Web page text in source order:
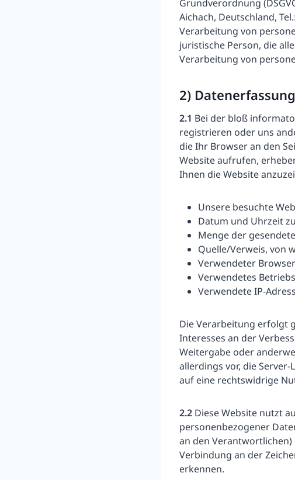
Grundverordnung
Aichach, Deutschland,
Verarbeitung von
juristische Person, die
Verarbeitung von
2)
2.1 Bei der bloß
registrieren oder uns
die Ihr Browser an den
Website aufrufen,
Ihnen die Website
Unsere besuchte
Datum und Uhrzeit
Menge der
Quelle/Verweis, von
Verwendeter Browser
Verwendetes
Verwendete IP-
Die Verarbeitung erfolgt
Interesses an der
Weitergabe oder
allerdings vor, die
auf eine rechtswidrige
2.2 Diese Website nutzt
personenbezogener
an den Verantwortlichen)
Verbindung an der
erkennen.